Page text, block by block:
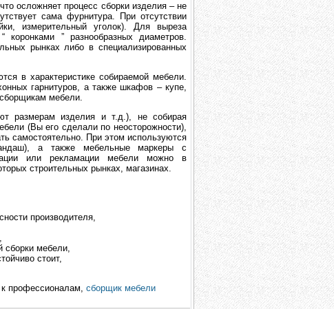
осложняет процесс сборки изделия – не
сама фурнитура. При отсутствии
измерительный уголок). Для выреза
” разнообразных диаметров.
рынках либо в специализированных
в характеристике собираемой мебели.
гарнитуров, а также шкафов – купе,
мебели.
размерам изделия и т.д.), не собирая
(Вы его сделали по неосторожности),
самостоятельно. При этом используются
а также мебельные маркеры с
или рекламации мебели можно в
строительных рынках, магазинах.
производителя,
сборки мебели,
стоит,
профессионалам, сборщик мебели